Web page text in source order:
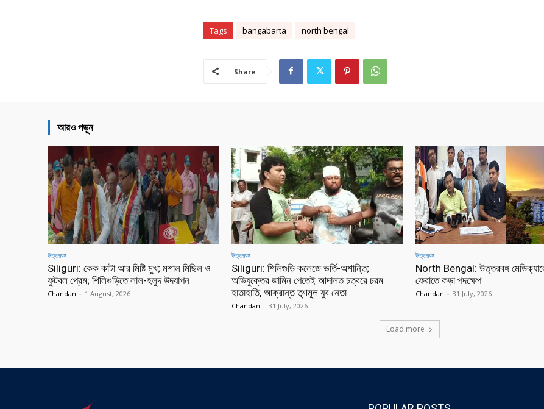
Tags bangabarta north bengal
Share
আরও পড়ুন
উত্তরবঙ্গ
Siliguri: কেক কাটা আর মিষ্টি মুখ; মশাল মিছিল ও
ফুটবল প্রেম; শিলিগুড়িতে লাল-হলুদ উদযাপন
Chandan - 1 August, 2026
উত্তরবঙ্গ
Siliguri: শিলিগুড়ি কলেজে ভর্তি-অশান্তি;
অভিযুক্তের জামিন পেতেই আদালত চত্বরে চরম
হাতাহাতি, আক্রান্ত তৃণমূল যুব নেতা
Chandan - 31 July, 2026
উত্তরবঙ্গ
North Bengal: উত্তরবঙ্গ
ফেরাতে কড়া পদক্ষেপ
Chandan - 31 July, 2026
Load more